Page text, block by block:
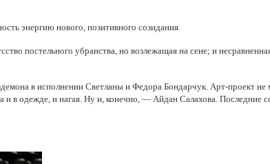
энергию нового, позитивного созидания.
постельного убранства, но возлежащая на сене; и
в исполнении Светланы и Федора Бондарчук. Арт-проект не
одежде, и нагая. Ну и, конечно, — Айдан Салахова. Последние